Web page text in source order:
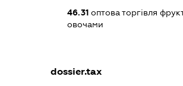
46.31оптова торгівля
овочами
dossier.tax